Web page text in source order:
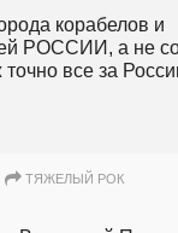
корабелов и
РОССИИ, а не
все за
ТЯЖЕЛЫЙ РОК